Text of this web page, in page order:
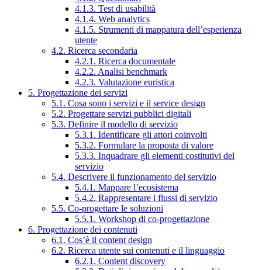
4.1.3. Test di usabilità
4.1.4. Web analytics
4.1.5. Strumenti di mappatura dell’esperienza
utente
4.2. Ricerca secondaria
4.2.1. Ricerca documentale
4.2.2. Analisi benchmark
4.2.3. Valutazione euristica
5. Progettazione dei servizi
5.1. Cosa sono i servizi e il service design
5.2. Progettare servizi pubblici digitali
5.3. Definire il modello di servizio
5.3.1. Identificare gli attori coinvolti
5.3.2. Formulare la proposta di valore
5.3.3. Inquadrare gli elementi costitutivi del
servizio
5.4. Descrivere il funzionamento del servizio
5.4.1. Mappare l’ecosistema
5.4.2. Rappresentare i flussi di servizio
5.5. Co-progettare le soluzioni
5.5.1. Workshop di co-progettazione
6. Progettazione dei contenuti
6.1. Cos’è il content design
6.2. Ricerca utente sui contenuti e il linguaggio
6.2.1. Content discovery